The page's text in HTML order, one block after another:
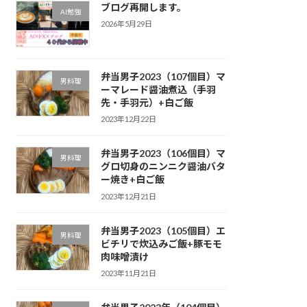
AI勉強 ブログ再開します。
2026年5月29日
男料理
弁当男子2023（107個目）マ
ーマレード醤油煮込（手羽
先・手羽元）+白ご飯
2023年12月22日
男料理
弁当男子2023（106個目）マ
グロ切身のニンニク醤油バタ
ー焼き+白ご飯
2023年12月21日
男料理
弁当男子2023（105個目）エ
ビチリで炊込みご飯+豚モモ
肉味噌漬け
2023年11月21日